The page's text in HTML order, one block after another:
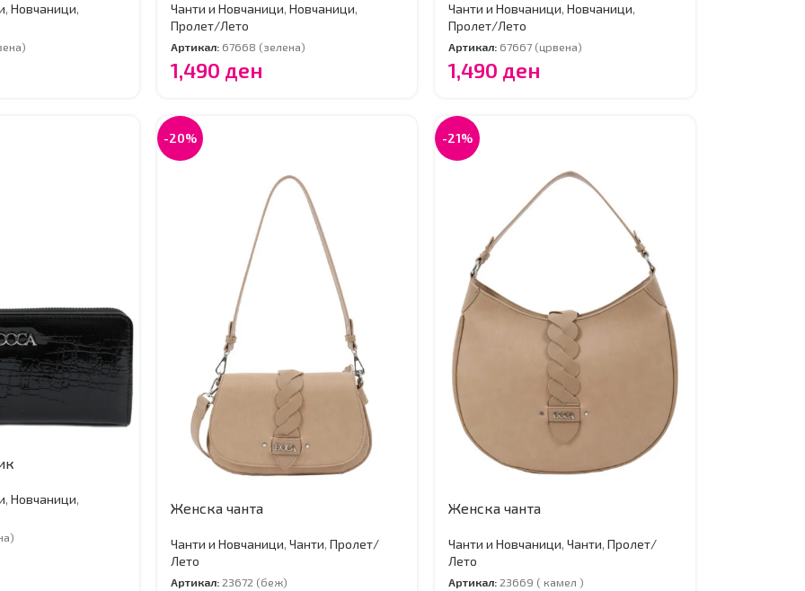
, Новчаници, Чанти и Новчаници, Новчаници,
Пролет/Лето
Артикал: 67668 (зелена)
1,490 ден
Чанти и Новчаници, Новчаници,
Пролет/Лето
Артикал: 67667 (црвена)
1,490 ден
, Новчаници,
-20%
Женска чанта
Чанти и Новчаници, Чанти, Пролет/
Лето
Артикал:23672 (беж)
-21%
Женска чанта
Чанти и Новчаници, Чанти, Пролет/
Лето
Артикал:23669 ( камел )